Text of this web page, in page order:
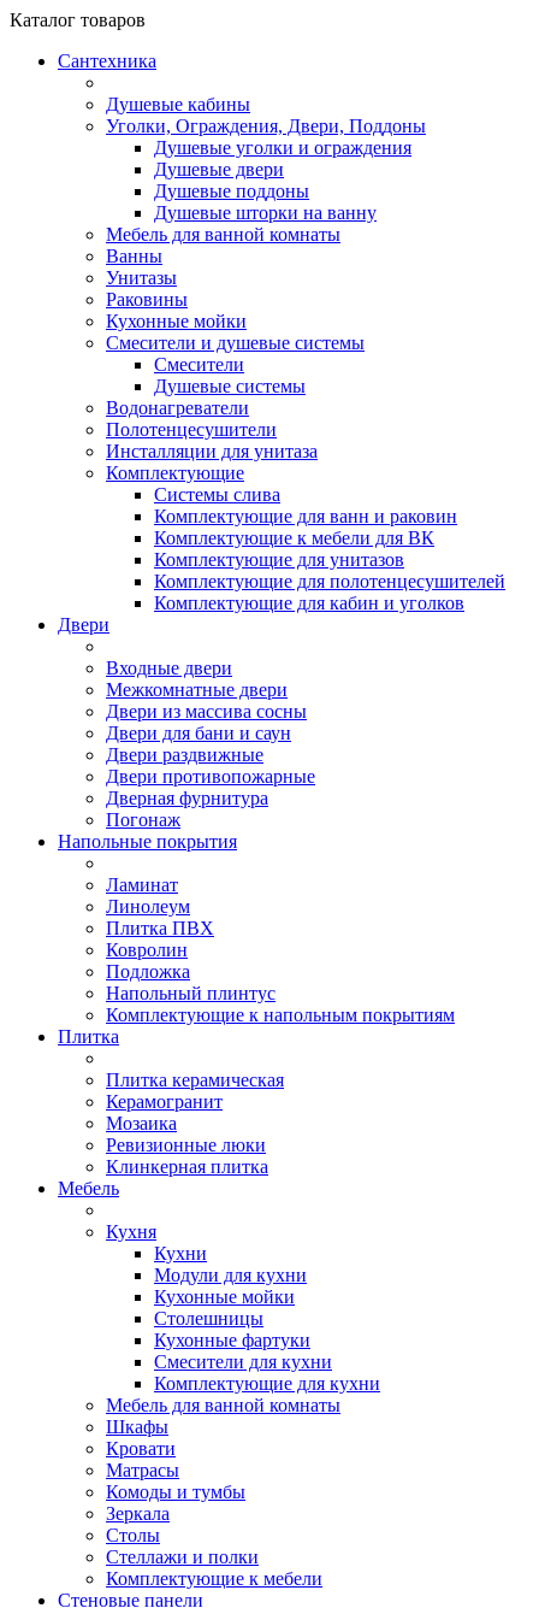
Каталог товаров
Сантехника
Душевые кабины
Уголки, Ограждения, Двери, Поддоны
Душевые уголки и ограждения
Душевые двери
Душевые поддоны
Душевые шторки на ванну
Мебель для ванной комнаты
Ванны
Унитазы
Раковины
Кухонные мойки
Смесители и душевые системы
Смесители
Душевые системы
Водонагреватели
Полотенцесушители
Инсталляции для унитаза
Комплектующие
Системы слива
Комплектующие для ванн и раковин
Комплектующие к мебели для ВК
Комплектующие для унитазов
Комплектующие для полотенцесушителей
Комплектующие для кабин и уголков
Двери
Входные двери
Межкомнатные двери
Двери из массива сосны
Двери для бани и саун
Двери раздвижные
Двери противопожарные
Дверная фурнитура
Погонаж
Напольные покрытия
Ламинат
Линолеум
Плитка ПВХ
Ковролин
Подложка
Напольный плинтус
Комплектующие к напольным покрытиям
Плитка
Плитка керамическая
Керамогранит
Мозаика
Ревизионные люки
Клинкерная плитка
Мебель
Кухня
Кухни
Модули для кухни
Кухонные мойки
Столешницы
Кухонные фартуки
Смесители для кухни
Комплектующие для кухни
Мебель для ванной комнаты
Шкафы
Кровати
Матрасы
Комоды и тумбы
Зеркала
Столы
Стеллажи и полки
Комплектующие к мебели
Стеновые панели